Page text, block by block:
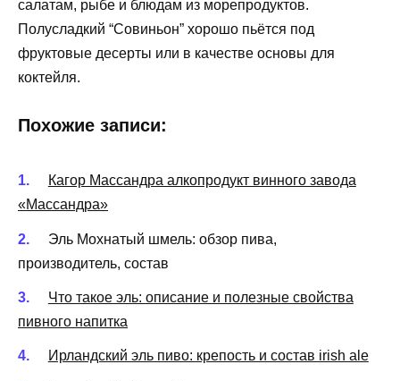
салатам, рыбе и блюдам из морепродуктов.
Полусладкий “Совиньон” хорошо пьётся под
фруктовые десерты или в качестве основы для
коктейля.
Похожие записи:
Кагор Массандра алкопродукт винного завода
«Массандра»
Эль Мохнатый шмель: обзор пива,
производитель, состав
Что такое эль: описание и полезные свойства
пивного напитка
Ирландский эль пиво: крепость и состав irish ale